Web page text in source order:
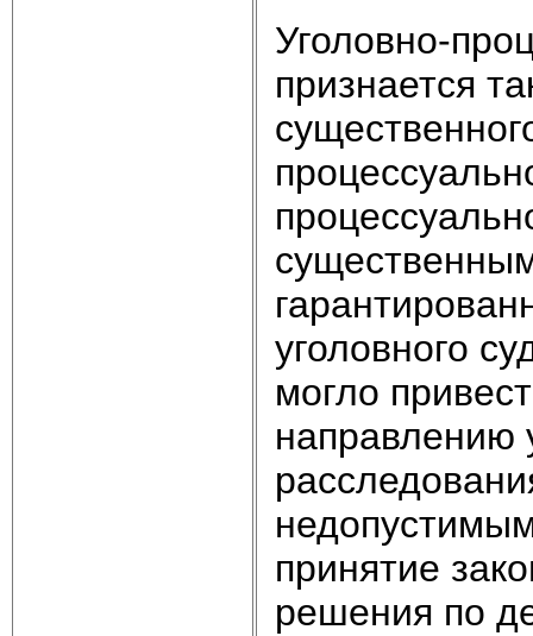
Уголовно-
признается
уголовного
могло
направлению
принятие
решения по